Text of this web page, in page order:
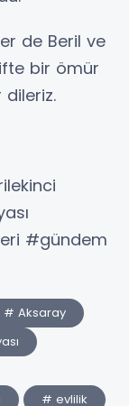
de Beril ve
bir ömür
dileriz.
#gündem
# Aksaray
# evlilik